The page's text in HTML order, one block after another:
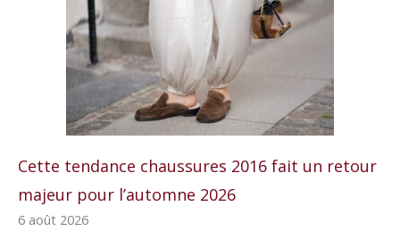
Cette tendance chaussures 2016 fait un retour
majeur pour l’automne 2026
6 août 2026